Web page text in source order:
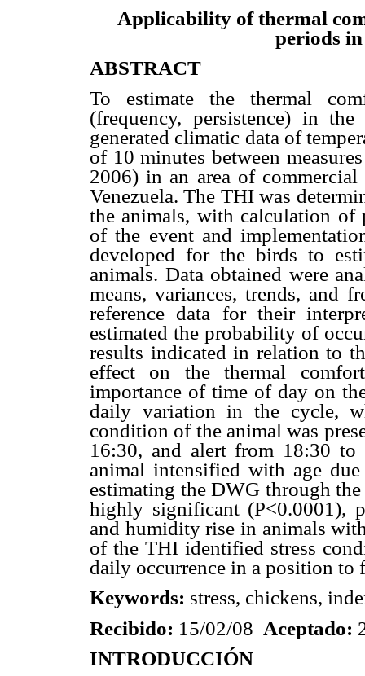
Applicability of thermal
periods
ABSTRACT
To estimate the thermal
(frequency, persistence) in
generated climatic data of
of 10 minutes between
2006) in an area of
Venezuela. The THI was
the animals, with calculation of
of the event and
developed for the birds to
animals. Data obtained were
means, variances, trends, and
reference data for their
estimated the probability of
results indicated in relation to
effect on the thermal
importance of time of day on
daily variation in the cycle,
condition of the animal was
16:30, and alert from 18:30
animal intensified with age
estimating the DWG through
highly significant (P<0.0001),
and humidity rise in animals
of the THI identified stress
daily occurrence in a position to
Keywords: stress, chickens,
Recibido: 15/02/08 Aceptado:
INTRODUCCIÓN